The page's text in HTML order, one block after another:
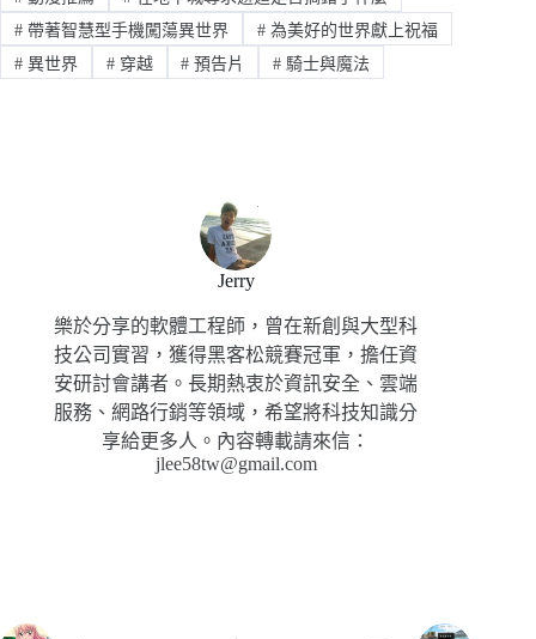
#帶著智慧型手機闖蕩異世界 #為美好的世界獻上祝福
#異世界 #穿越 # 預告片 # 騎士與魔法
Jerry
樂於分享的軟體工程師，曾在新創與大型科
技公司實習，獲得黑客松競賽冠軍，擔任資
安研討會講者。長期熱衷於資訊安全、雲端
服務、網路行銷等領域，希望將科技知識分
享給更多人。內容轉載請來信：
jlee58tw@gmail.com